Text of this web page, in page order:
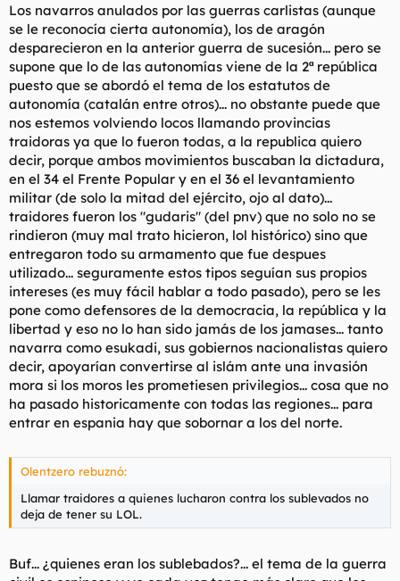
Los navarros anulados por las guerras carlistas (aunque
se le reconocía cierta autonomía), los de aragón
desparecieron en la anterior guerra de sucesión... pero se
supone que lo de las autonomías viene de la 2ª república
puesto que se abordó el tema de los estatutos de
autonomía (catalán entre otros)... no obstante puede que
nos estemos volviendo locos llamando provincias
traidoras ya que lo fueron todas, a la republica quiero
decir, porque ambos movimientos buscaban la dictadura,
en el 34 el Frente Popular y en el 36 el levantamiento
militar (de solo la mitad del ejército, ojo al dato)...
traidores fueron los "gudaris" (del pnv) que no solo no se
rindieron (muy mal trato hicieron, lol histórico) sino que
entregaron todo su armamento que fue despues
utilizado... seguramente estos tipos seguían sus propios
intereses (es muy fácil hablar a todo pasado), pero se les
pone como defensores de la democracia, la república y la
libertad y eso no lo han sido jamás de los jamases... tanto
navarra como esukadi, sus gobiernos nacionalistas quiero
decir, apoyarían convertirse al islám ante una invasión
mora si los moros les prometiesen privilegios... cosa que no
ha pasado historicamente con todas las regiones... para
entrar en espania hay que sobornar a los del norte.
Olentzero rebuznó:
Llamar traidores a quienes lucharon contra los sublevados no
deja de tener su LOL.
Buf... ¿quienes eran los sublebados?... el tema de la guerra